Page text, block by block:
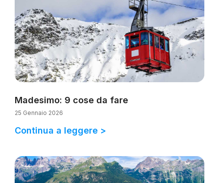
Madesimo: 9 cose da fare
25 Gennaio 2026
Continua a leggere >